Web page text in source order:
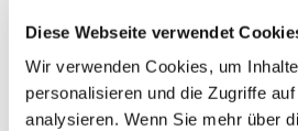
Diese Webseite verwendet
Wir verwenden Cookies, um
personalisieren und die Zugriffe
analysieren. Wenn Sie mehr über